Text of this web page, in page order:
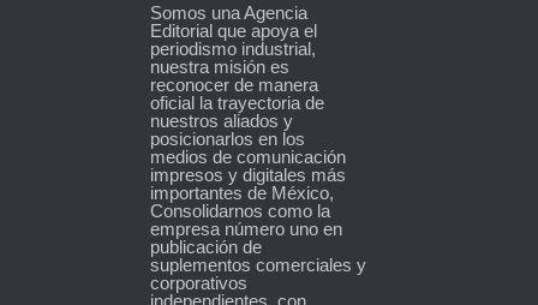
Somos una Agencia
Editorial que apoya el
periodismo industrial,
nuestra misión es
reconocer de manera
oficial la trayectoria de
nuestros aliados y
posicionarlos en los
medios de comunicación
impresos y digitales más
importantes de México,
Consolidarnos como la
empresa número uno en
publicación de
suplementos comerciales y
corporativos
independientes, con